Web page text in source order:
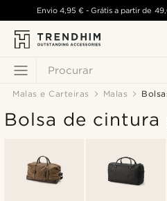
Procurar
Envio 4,95 €- Grátis a partir de
Malas e Carteiras Malas
Bolsa de cintura